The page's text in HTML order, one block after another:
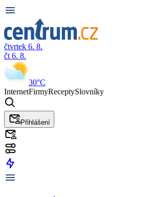
čtvrtek 6. 8.
čt 6. 8.
30°C
InternetFirmyReceptySlovníky
Přihlášení